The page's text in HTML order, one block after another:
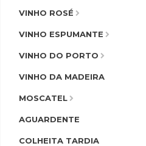
VINHO ROSÉ
VINHO ESPUMANTE
VINHO DO PORTO
VINHO DA MADEIRA
MOSCATEL
AGUARDENTE
COLHEITA TARDIA